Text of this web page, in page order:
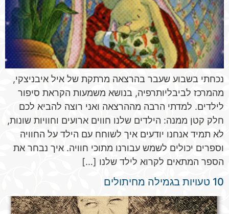
נכחתי בשבוע שעבר בהרצאה מרתקת של איל איבניצקי,
מהמרכז לביבליותרפיה, בנושא משמעות הקראת סיפור
לילדים. למדתי הרבה מההרצאה ואני רוצה להביא לכם
חלק קטן ממנה: הילדים שלנו חווים ארועים וחוויות שונות,
לא תמיד אנחנו יודעים איך לשוחח עם הילד על החוויה
וספרים יכולים לשמש עבורנו מתוכי חוויה. איך נבחר את
הספר המתאים לקרוא לילד שלנו […]
10 טעויות בגמילה מחיתולים